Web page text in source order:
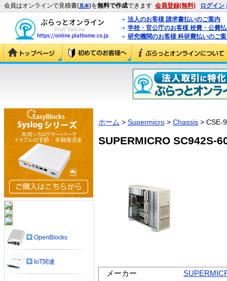
会員はオンラインで見積書(見本)を無料で作成できます 会員登録(無料) ログイン
法人のお客様 請求書払いのご案内
学校・官公庁のお客様 校費・公費
研究機関のお客様 科研費払いのご
ホーム > Supermicro > Chassis > CSE-
SUPERMICRO SC942S-
メーカー
OpenBlocks
IoT関連